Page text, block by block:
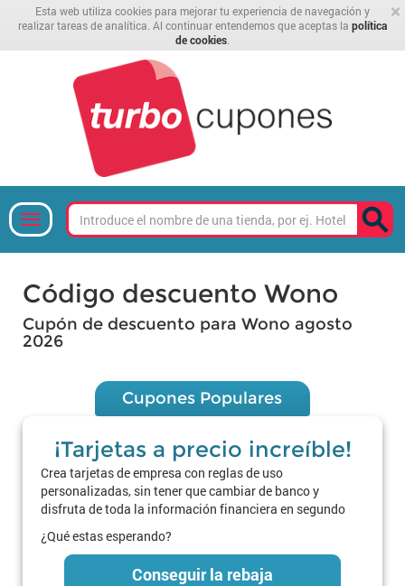
×
Esta web utiliza cookies para mejorar tu experiencia de navegación y
realizar tareas de analítica. Al continuar entendemos que aceptas la política
de cookies
Código descuento Wono
Cupón de descuento para Wono agosto
2026
Cupones Populares
¡Tarjetas a precio increíble!
Crea tarjetas de empresa con reglas de uso
personalizadas, sin tener que cambiar de banco y
disfruta de toda la información financiera en segundo
¿Qué estas esperando?
Conseguir la rebaja